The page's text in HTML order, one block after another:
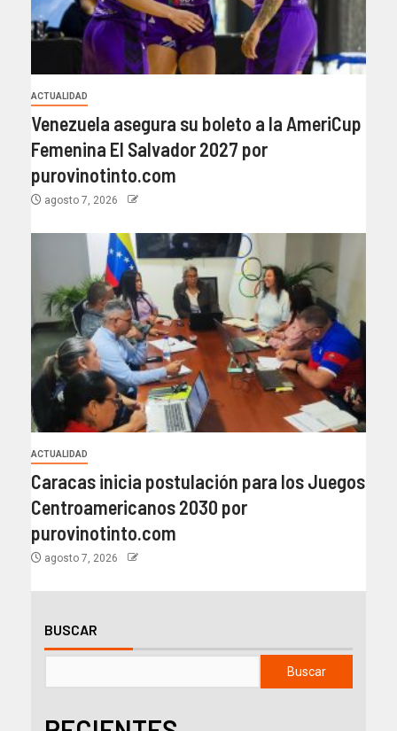
ACTUALIDAD
Venezuela asegura su boleto a la AmeriCup
Femenina El Salvador 2027 por
purovinotinto.com
agosto 7, 2026
ACTUALIDAD
Caracas inicia postulación para los Juegos
Centroamericanos 2030 por
purovinotinto.com
agosto 7, 2026
BUSCAR
Buscar